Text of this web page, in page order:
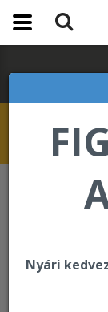
Nyári
Keresés